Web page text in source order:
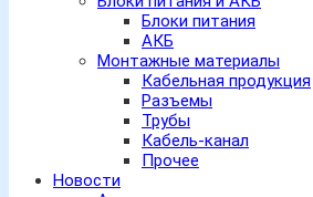
Блоки питания
АКБ
Монтажные материалы
Кабельная продукция
Разъемы
Трубы
Кабель-канал
Прочее
Новости